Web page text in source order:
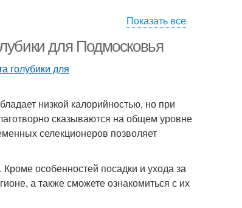
Показать все
для Подмосковья
низкой калорийностью, но при
сказываются на общем уровне
селекционеров позволяет
особенностей посадки и ухода за
а также сможете ознакомиться с их